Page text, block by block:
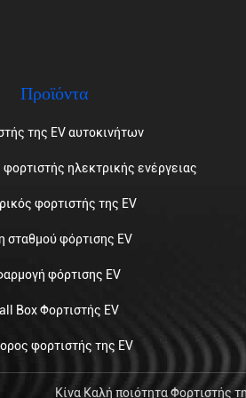
Προϊόντα
της EV αυτοκινήτων
ηλεκτρικής ενέργειας
φορτιστής της EV
σταθμού φόρτισης EV
φόρτισης EV
Box Φορτιστής EV
φορτιστής της EV
Κίνα Καλή ποιότητα Φορτιστής